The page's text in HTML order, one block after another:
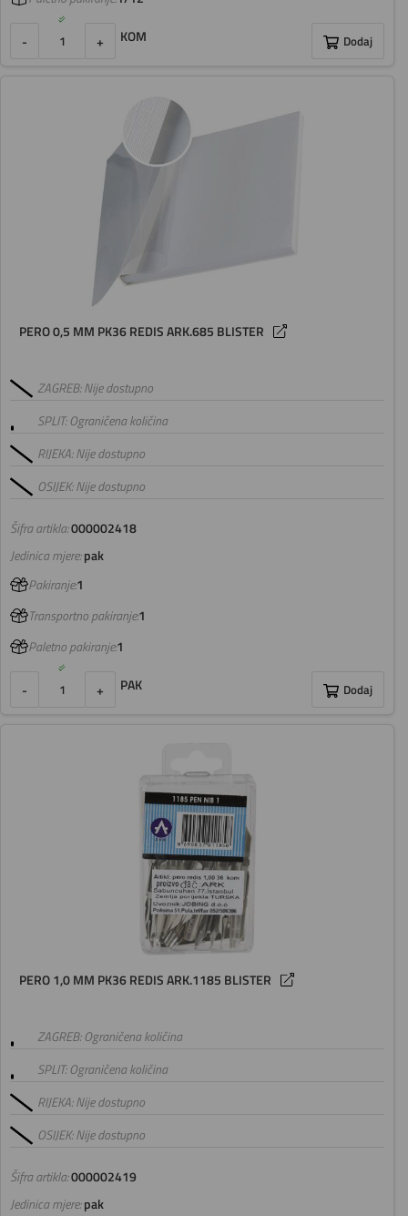
- + KOM Dodaj
PERO 0,5 MM PK36 REDIS ARK.685 BLISTER
Šifra artikla:000002418
ZAGREB: Nije dostupno
SPLIT: Ograničena količina
RIJEKA: Nije dostupno
OSIJEK: Nije dostupno
Jedinica mjere:pak
Pakiranje:1
Transportno pakiranje:1
Paletno pakiranje:1
- + PAK Dodaj
PERO 1,0 MM PK36 REDIS ARK.1185 BLISTER
Šifra artikla:000002419
ZAGREB: Ograničena količina
SPLIT: Ograničena količina
RIJEKA: Nije dostupno
OSIJEK: Nije dostupno
Jedinica mjere:pak